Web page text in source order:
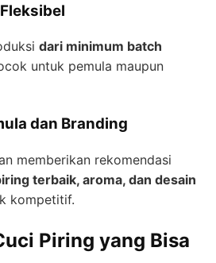
dari minimum batch
untuk pemula maupun
dan Branding
memberikan rekomendasi
terbaik, aroma, dan desain
kompetitif.
Piring yang Bisa